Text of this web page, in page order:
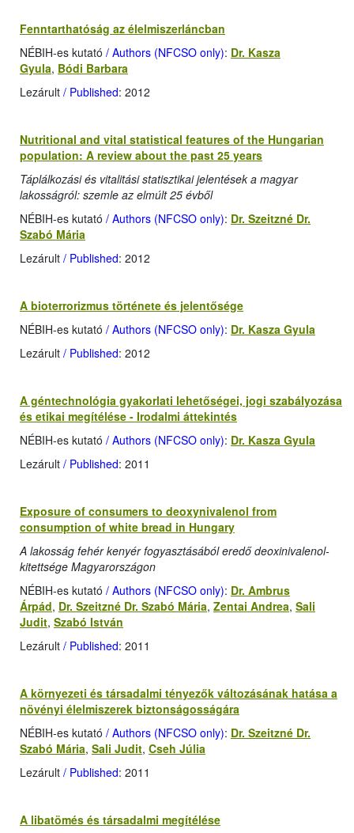
Fenntarthatóság az élelmiszerláncban
NÉBIH-es kutató / Authors (NFCSO only): Dr. Kasza
Gyula, Bódi Barbara
Lezárult / Published: 2012
Nutritional and vital statistical features of the Hungarian
population: A review about the past 25 years
Táplálkozási és vitalitási statisztikai jelentések a magyar
lakosságról: szemle az elmúlt 25 évből
NÉBIH-es kutató / Authors (NFCSO only): Dr. Szeitzné Dr.
Szabó Mária
Lezárult / Published: 2012
A bioterrorizmus története és jelentősége
NÉBIH-es kutató / Authors (NFCSO only): Dr. Kasza Gyula
Lezárult / Published: 2012
A géntechnológia gyakorlati lehetőségei, jogi szabályozása
és etikai megítélése - Irodalmi áttekintés
NÉBIH-es kutató / Authors (NFCSO only): Dr. Kasza Gyula
Lezárult / Published: 2011
Exposure of consumers to deoxynivalenol from
consumption of white bread in Hungary
A lakosság fehér kenyér fogyasztásából eredő deoxinivalenol-
kitettsége Magyarországon
NÉBIH-es kutató / Authors (NFCSO only): Dr. Ambrus
Árpád, Dr. Szeitzné Dr. Szabó Mária, Zentai Andrea, Sali
Judit, Szabó István
Lezárult / Published: 2011
A környezeti és társadalmi tényezők változásának hatása a
növényi élelmiszerek biztonságosságára
NÉBIH-es kutató / Authors (NFCSO only): Dr. Szeitzné Dr.
Szabó Mária, Sali Judit, Cseh Júlia
Lezárult / Published: 2011
A libatömés és társadalmi megítélése